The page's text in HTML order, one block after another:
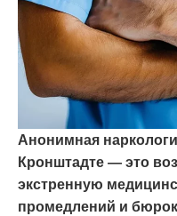
Анонимная
Кронштадте — это
экстренную
промедлений и